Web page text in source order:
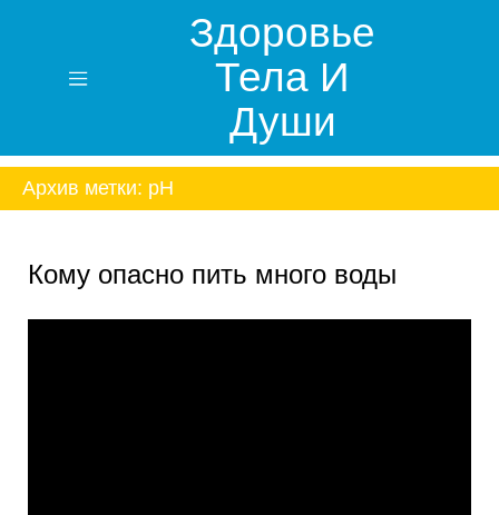
Здоровье
Тела И
Души
Архив метки: pH
Кому опасно пить много воды